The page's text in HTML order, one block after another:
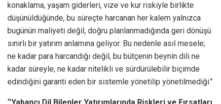
konaklama, yaşam giderleri, vize ve kur riskiyle birlikte
düşünüldüğünde, bu süreçte harcanan her kalem yalnızca
bugünün maliyeti değil, doğru planlanmadığında geri dönüşü
sınırlı bir yatırım anlamına geliyor. Bu nedenle asıl mesele;
ne kadar para harcandığı değil, bu bütçenin beynin dili ne
kadar süreyle, ne kadar nitelikli ve sürdürülebilir biçimde
edindiğini garanti eden bir sistemle yönetilip yönetilmediği.’’